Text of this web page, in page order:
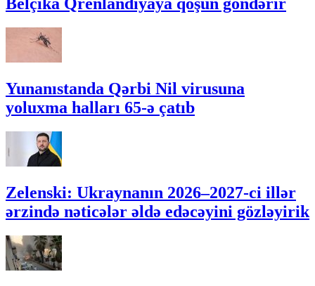
Belçika Qrenlandiyaya qoşun göndərir
Yunanıstanda Qərbi Nil virusuna
yoluxma halları 65-ə çatıb
Zelenski: Ukraynanın 2026–2027-ci illər
ərzində nəticələr əldə edəcəyini gözləyirik